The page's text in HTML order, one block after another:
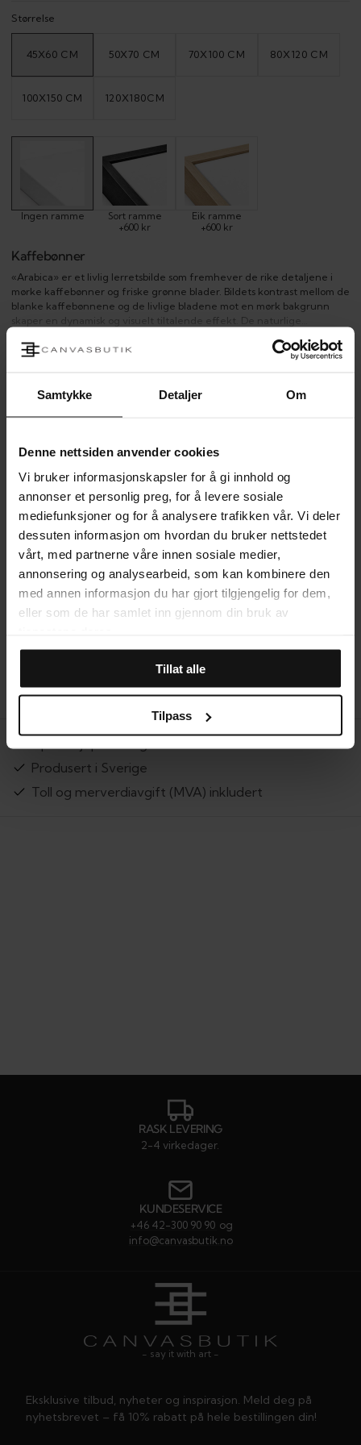
Samtykke Detaljer Om
Denne nettsiden anvender cookies
Vi bruker informasjonskapsler for å gi innhold og
annonser et personlig preg, for å levere sosiale
mediefunksjoner og for å analysere trafikken vår. Vi deler
dessuten informasjon om hvordan du bruker nettstedet
vårt, med partnerne våre innen sosiale medier,
annonsering og analysearbeid, som kan kombinere den
med annen informasjon du har gjort tilgjengelig for dem,
eller som de har samlet inn gjennom din bruk av
Tillat alle
Tilpass
Størrelse
45X60 CM
VARIANT
ELLER
50X70 CM
VARIANT
70X100 CM
VARIANT
80X120 CM
VARIANT
100X150 CM
VARIANT
120X180CM
VARIANT
Ingen ramme
Sort ramme
+600 kr
Eik ramme
+600 kr
Kaffebønner
«Arabica» er et livlig lerretsbilde som fremhever de rike detaljene i
mørke kaffebønner og friske grønne blader. Bildets kontrast mellom de
blanke kaffebønnene og de livlige bladene mot en mørk bakgrunn
skaper en dynamisk og visuelt tiltalende effekt. De naturlige
friskhet og autentisitet. Perfekt for å gi kjøkkenet eller kaffekroken et
PRODUKTINFORMASJON
LEVERING
MER OM PRODUKTET
ANMELDELSER
Produsert i Sverige
Toll og merverdiavgift (MVA) inkludert
RASK LEVERING
2-4 virkedager.
KUNDESERVICE
+46 42-300 90 90 og
info@canvasbutik.no
- say it with art -
Eksklusive tilbud, nyheter og inspirasjon. Meld deg på
nyhetsbrevet – få 10% rabatt på hele bestillingen din!